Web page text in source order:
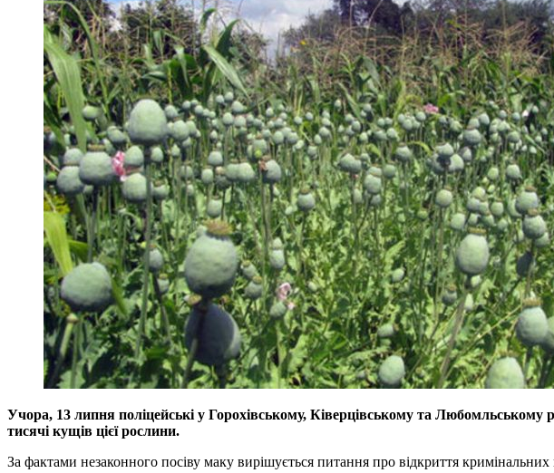
Учора, 13 липня поліцейські у Горохівському, Ківерцівському та
тисячі кущів цієї рослини.
За фактами незаконного посіву маку вирішується питання про відкриття